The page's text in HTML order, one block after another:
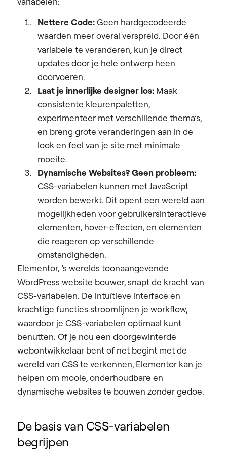
Nettere Code:Geen hardgecodeerde
waarden meer overal verspreid. Door één
variabele te veranderen, kun je direct
updates door je hele ontwerp heen
doorvoeren.
Laat je innerlijke designer los: Maak
consistente kleurenpaletten,
experimenteer met verschillende thema’s,
en breng grote veranderingen aan in de
look en feel van je site met minimale
moeite.
Dynamische Websites? Geen probleem:
CSS-variabelen kunnen met JavaScript
worden bewerkt. Dit opent een wereld aan
mogelijkheden voor gebruikersinteractieve
elementen, hover-effecten, en elementen
die reageren op verschillende
omstandigheden.
Elementor, ’s werelds toonaangevende
WordPress website bouwer, snapt de kracht van
CSS-variabelen. De intuïtieve interface en
krachtige functies stroomlijnen je workflow,
waardoor je CSS-variabelen optimaal kunt
benutten. Of je nou een doorgewinterde
webontwikkelaar bent of net begint met de
wereld van CSS te verkennen, Elementor kan je
helpen om mooie, onderhoudbare en
dynamische websites te bouwen zonder gedoe.
De basis van CSS-variabelen
begrijpen